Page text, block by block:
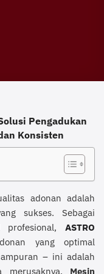
Pengadukan
Konsisten
adonan adalah
sukses. Sebagai
profesional, ASTRO
yang optimal
– ini adalah
merusaknya. Mesin